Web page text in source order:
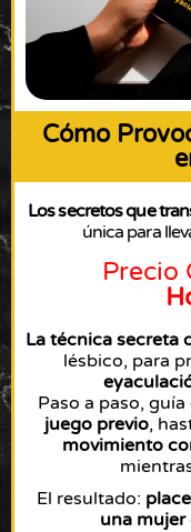
Cómo
Los secretos que
única para
Precio
La técnica secreta
lésbico, para
Paso a paso, guía
juego previo,
movimiento
El resultado:
una